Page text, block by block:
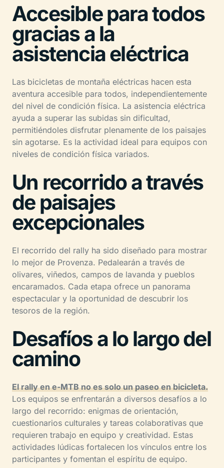
Accesible para todos
gracias a la
asistencia eléctrica
Las bicicletas de montaña eléctricas hacen esta
aventura accesible para todos, independientemente
del nivel de condición física. La asistencia eléctrica
ayuda a superar las subidas sin dificultad,
permitiéndoles disfrutar plenamente de los paisajes
sin agotarse. Es la actividad ideal para equipos con
niveles de condición física variados.
Un recorrido a través
de paisajes
excepcionales
El recorrido del rally ha sido diseñado para mostrar
lo mejor de Provenza. Pedalearán a través de
olivares, viñedos, campos de lavanda y pueblos
encaramados. Cada etapa ofrece un panorama
espectacular y la oportunidad de descubrir los
tesoros de la región.
Desafíos a lo largo del
camino
El rally en e-MTB no es solo un paseo en bicicleta.
Los equipos se enfrentarán a diversos desafíos a lo
largo del recorrido: enigmas de orientación,
cuestionarios culturales y tareas colaborativas que
requieren trabajo en equipo y creatividad. Estas
actividades lúdicas fortalecen los vínculos entre los
participantes y fomentan el espíritu de equipo.